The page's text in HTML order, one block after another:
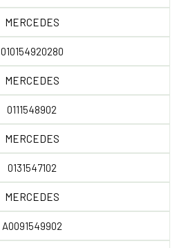
MERCEDES
010154920280
MERCEDES
0111548902
MERCEDES
0131547102
MERCEDES
A0091549902